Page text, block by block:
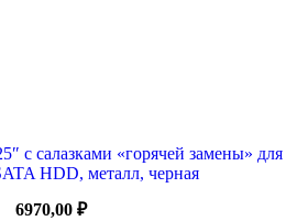
с салазками «горячей замены» для
HDD, металл, черная
6970,00 ₽